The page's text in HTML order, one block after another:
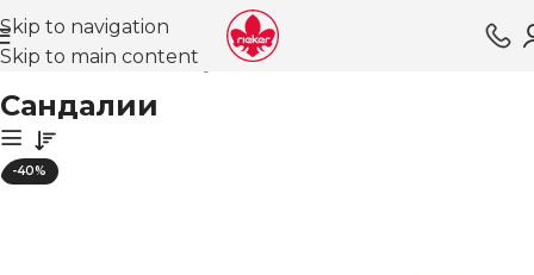
Skip to navigation
Skip to main content
Главная Магазин Обувь для мальчиков
Сандалии
-40%